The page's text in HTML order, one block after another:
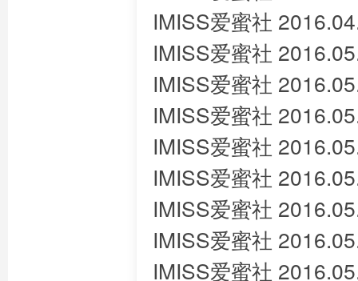
IMISS爱蜜社
IMISS爱蜜社
IMISS爱蜜社
IMISS爱蜜社
IMISS爱蜜社
IMISS爱蜜社
IMISS爱蜜社
IMISS爱蜜社
IMISS爱蜜社